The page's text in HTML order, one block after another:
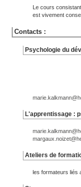
Le cours
est vivement
Contacts :
Psychologie du
L'apprentissage :
Ateliers de
les formateurs liés